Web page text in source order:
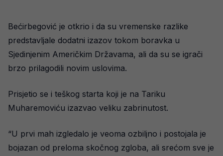
Bećirbegović je otkrio i da su vremenske razlike
predstavljale dodatni izazov tokom boravka u
Sjedinjenim Američkim Državama, ali da su se igrači
brzo prilagodili novim uslovima.
Prisjetio se i teškog starta koji je na Tariku
Muharemoviću izazvao veliku zabrinutost.
“U prvi mah izgledalo je veoma ozbiljno i postojala je
bojazan od preloma skočnog zgloba, ali srećom sve je